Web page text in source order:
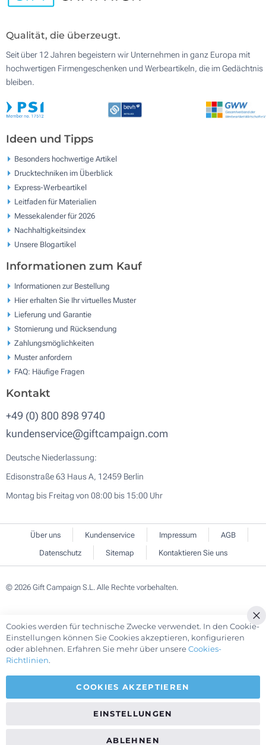
Qualität, die überzeugt.
Seit über 12 Jahren begeistern wir Unternehmen in ganz Europa mit
hochwertigen Firmengeschenken und Werbeartikeln, die im Gedächtnis
bleiben.
Ideen und Tipps
Besonders hochwertige Artikel
Drucktechniken im Überblick
Express-Werbeartikel
Leitfaden für Materialien
Messekalender für 2026
Nachhaltigkeitsindex
Unsere Blogartikel
Informationen zum Kauf
Informationen zur Bestellung
Hier erhalten Sie Ihr virtuelles Muster
Lieferung und Garantie
Stornierung und Rücksendung
Zahlungsmöglichkeiten
Muster anfordern
FAQ: Häufige Fragen
Kontakt
+49 (0) 800 898 9740
kundenservice@giftcampaign.com
Deutsche Niederlassung:
Edisonstraße 63 Haus A, 12459 Berlin
Montag bis Freitag von 08:00 bis 15:00 Uhr
Über uns Kundenservice Impressum
AGB
Datenschutz
Sitemap Kontaktieren Sie uns
© 2026 Gift Campaign S.L. Alle Rechte vorbehalten.
Cookies werden für technische Zwecke verwendet. In den Cookie-
Einstellungen können Sie Cookies akzeptieren, konfigurieren
oder ablehnen. Erfahren Sie mehr über unsereCookies-
Richtlinien.
COOKIES AKZEPTIEREN
EINSTELLUNGEN
ABLEHNEN